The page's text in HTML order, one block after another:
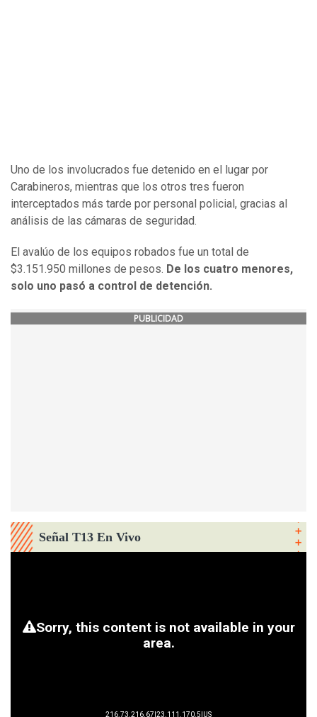
Uno de los involucrados fue detenido en el lugar por
Carabineros, mientras que los otros tres fueron
interceptados más tarde por personal policial, gracias al
análisis de las cámaras de seguridad.
El avalúo de los equipos robados fue un total de
$3.151.950 millones de pesos. De los cuatro menores,
solo uno pasó a control de detención.
PUBLICIDAD
Señal T13 En Vivo